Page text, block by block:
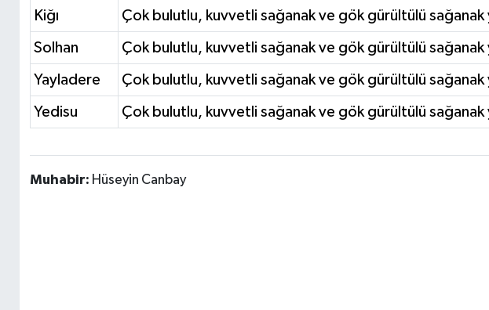
Kiğı Çok bulutlu, kuvvetli sağanak ve gök gürültülü sağanak
Solhan Çok bulutlu, kuvvetli sağanak ve gök gürültülü sağanak
Yayladere Çok bulutlu, kuvvetli sağanak ve gök gürültülü sağanak
Yedisu Çok bulutlu, kuvvetli sağanak ve gök gürültülü sağanak
Muhabir: Hüseyin Canbay